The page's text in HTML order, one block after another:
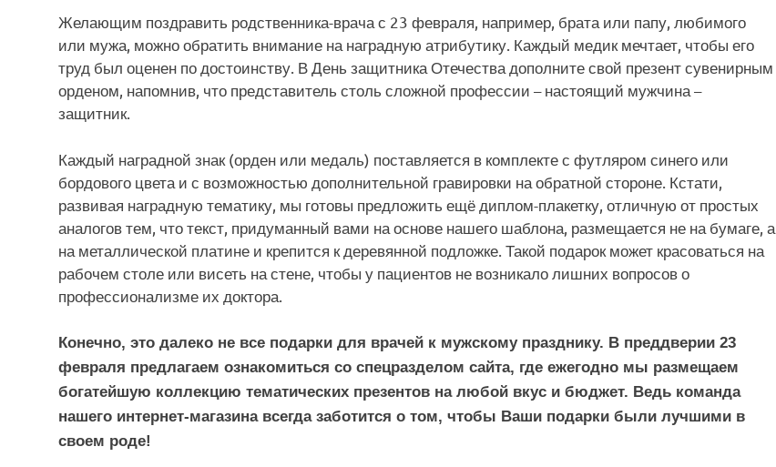
Желающим поздравить родственника-врача с 23 февраля, например, брата или папу, любимого
или мужа, можно обратить внимание на наградную атрибутику. Каждый медик мечтает, чтобы его
труд был оценен по достоинству. В День защитника Отечества дополните свой презент сувенирным
орденом, напомнив, что представитель столь сложной профессии – настоящий мужчина –
защитник.
Каждый наградной знак (орден или медаль) поставляется в комплекте с футляром синего или
бордового цвета и с возможностью дополнительной гравировки на обратной стороне. Кстати,
развивая наградную тематику, мы готовы предложить ещё диплом-плакетку, отличную от простых
аналогов тем, что текст, придуманный вами на основе нашего шаблона, размещается не на бумаге, а
на металлической платине и крепится к деревянной подложке. Такой подарок может красоваться на
рабочем столе или висеть на стене, чтобы у пациентов не возникало лишних вопросов о
профессионализме их доктора.
Конечно, это далеко не все подарки для врачей к мужскому празднику. В преддверии 23
февраля предлагаем ознакомиться со спецразделом сайта, где ежегодно мы размещаем
богатейшую коллекцию тематических презентов на любой вкус и бюджет. Ведь команда
нашего интернет-магазина всегда заботится о том, чтобы Ваши подарки были лучшими в
своем роде!